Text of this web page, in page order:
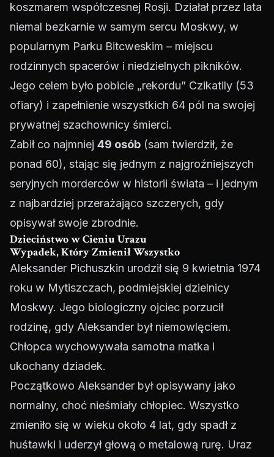
koszmarem współczesnej Rosji. Działał przez lata
niemal bezkarnie w samym sercu Moskwy, w
popularnym Parku Bitcweskim – miejscu
rodzinnych spacerów i niedzielnych pikników.
Jego celem było pobicie „rekordu” Czikatily (53
ofiary) i zapełnienie wszystkich 64 pól na swojej
prywatnej szachownicy śmierci.
Zabił co najmniej 49 osób (sam twierdził, że
ponad 60), stając się jednym z najgroźniejszych
seryjnych morderców w historii świata – i jednym
z najbardziej przerażająco szczerych, gdy
opisywał swoje zbrodnie.
Dzieciństwo w Cieniu Urazu
Wypadek, Który Zmienił Wszystko
Aleksander Pichuszkin urodził się 9 kwietnia 1974
roku w Mytiszczach, podmiejskiej dzielnicy
Moskwy. Jego biologiczny ojciec porzucił
rodzinę, gdy Aleksander był niemowlęciem.
Chłopca wychowywała samotna matka i
ukochany dziadek.
Początkowo Aleksander był opisywany jako
normalny, choć nieśmiały chłopiec. Wszystko
zmieniło się w wieku około 4 lat, gdy spadł z
huśtawki i uderzył głową o metalową rurę. Uraz